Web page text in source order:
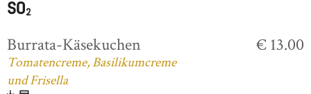
Burrata-Käsekuchen
Tomatencreme, Basilikumcreme
und Frisella
€ 13.00